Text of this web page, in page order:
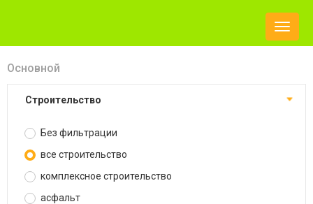
Toggle
Основной
строительство
Без фильтрации
все строительство
комплексное строительство
асфальт